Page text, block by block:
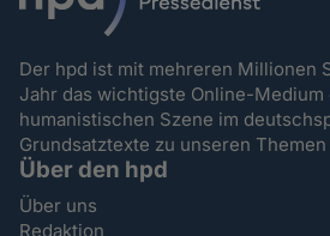
Der hpd ist mit mehreren Millionen
Jahr das wichtigste Online-
humanistischen Szene im
Grundsatztexte zu unseren
Über den hpd
Über uns
Redaktion